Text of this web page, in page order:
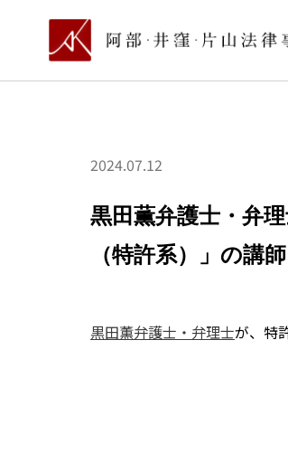
2024.07.12
黒田薫弁護士・弁
（特許系）」の講
黒田薫弁護士・弁理士が、特